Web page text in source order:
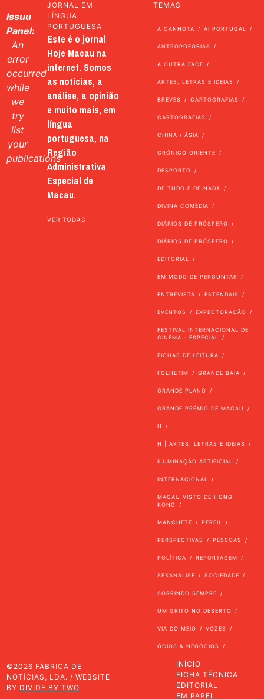
Issuu
Panel:
An
error
occurred
while
we
try
list
your
publications
JORNAL EM
LÍNGUA
PORTUGUESA
Este é o jornal
Hoje Macau na
internet. Somos
as notícias, a
análise, a opinião
e muito mais, em
língua
portuguesa, na
Região
Administrativa
Especial de
Macau.
VER TODAS
TEMAS
A CANHOTA AI PORTUGAL
ANTROPOFOBIAS
A OUTRA FACE
ARTES, LETRAS E IDEIAS
BREVES CARTOGRAFIAS
CARTOGRAFIAS
CHINA / ÁSIA
CRÓNICO ORIENTE
DESPORTO
DE TUDO E DE NADA
DIVINA COMÉDIA
DIÁRIOS DE PRÓSPERO
DIÁRIOS DE PRÓSPERO
EDITORIAL
EM MODO DE PERGUNTAR
ENTREVISTA ESTENDAIS
EVENTOS EXPECTORAÇÃO
FESTIVAL INTERNACIONAL DE
CINEMA - ESPECIAL
FICHAS DE LEITURA
FOLHETIM GRANDE BAÍA
GRANDE PLANO
GRANDE PRÉMIO DE MACAU
H
H | ARTES, LETRAS E IDEIAS
ILUMINAÇÃO ARTIFICIAL
INTERNACIONAL
MACAU VISTO DE HONG
KONG
MANCHETE PERFIL
PERSPECTIVAS PESSOAS
POLÍTICA REPORTAGEM
SEXANÁLISE SOCIEDADE
SORRINDO SEMPRE
UM GRITO NO DESERTO
VIA DO MEIO VOZES
ÓCIOS & NEGÓCIOS
©2026 FÁBRICA DE
NOTÍCIAS, LDA. / WEBSITE
BY DIVIDE BY TWO
INÍCIO
FICHA TÉCNICA
EDITORIAL
EM PAPEL